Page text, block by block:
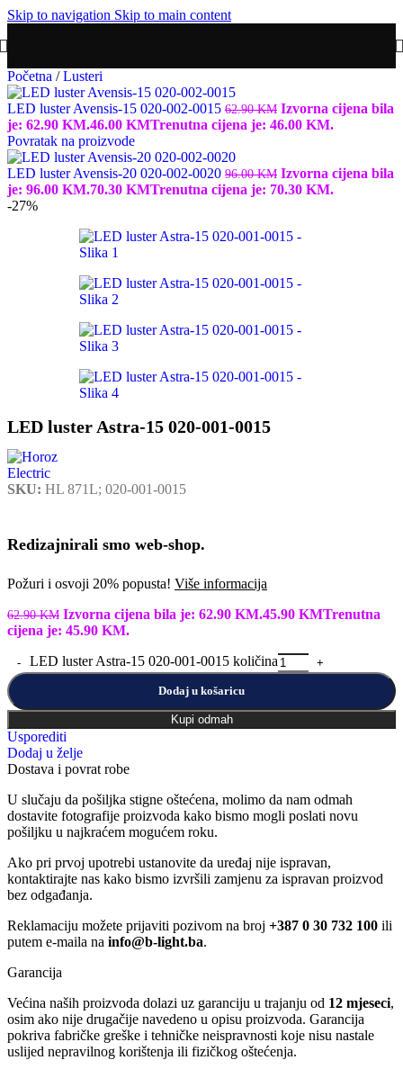
Skip to navigation Skip to main content
Početna / Lusteri
LED luster Avensis-15 020-002-0015 62.90KM Izvorna cijena bila
je: 62.90 KM.46.00 KMTrenutna cijena je: 46.00 KM.
Povratak na proizvode
LED luster Avensis-20 020-002-0020 96.00KM Izvorna cijena bila
je: 96.00 KM.70.30 KMTrenutna cijena je: 70.30 KM.
-27%
LED luster Astra-15 020-001-0015
SKU: HL 871L; 020-001-0015
Redizajnirali smo web-shop.
Požuri i osvoji 20% popusta! Više informacija
62.90KM Izvorna cijena bila je: 62.90 KM.45.90 KMTrenutna
cijena je: 45.90 KM.
LED luster Astra-15 020-001-0015 količina
Dodaj u košaricu
Kupi odmah
Usporediti
Dodaj u želje
Dostava i povrat robe
U slučaju da pošiljka stigne oštećena, molimo da nam odmah
dostavite fotografije proizvoda kako bismo mogli poslati novu
pošiljku u najkraćem mogućem roku.
Ako pri prvoj upotrebi ustanovite da uređaj nije ispravan,
kontaktirajte nas kako bismo izvršili zamjenu za ispravan proizvod
bez odgađanja.
Reklamaciju možete prijaviti pozivom na broj +387 0 30 732 100 ili
putem e-maila na info@b-light.ba.
Garancija
Većina naših proizvoda dolazi uz garanciju u trajanju od 12 mjeseci,
osim ako nije drugačije navedeno u opisu proizvoda. Garancija
pokriva fabričke greške i tehničke neispravnosti koje nisu nastale
uslijed nepravilnog korištenja ili fizičkog oštećenja.